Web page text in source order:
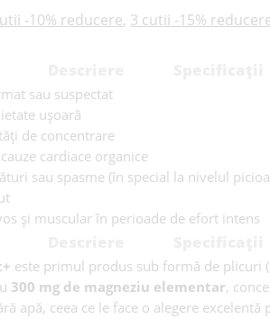
-10% reducere, 3 cutii -15%
sau suspectat
ușoară
de concentrare
cardiace organice
sau spasme (în special la nivelul
și muscular în perioade de efort intens
este primul produs sub formă de plicuri
300 mg de magneziu elementar,
apă, ceea ce le face o alegere excelentă